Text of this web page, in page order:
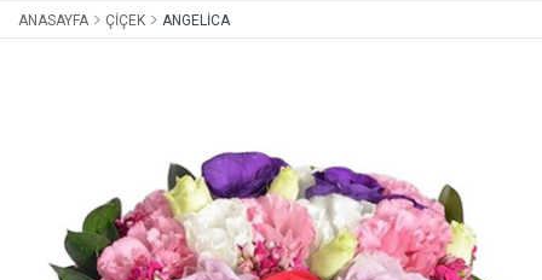
ANASAYFA ÇIÇEK ANGELICA